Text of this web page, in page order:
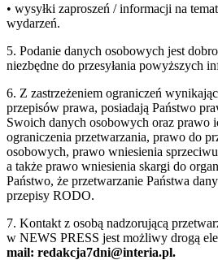
• wysyłki zaproszeń / informacji na
wydarzeń.
5. Podanie danych osobowych jest
niezbędne do przesyłania powyższych
6. Z zastrzeżeniem ograniczeń
przepisów prawa, posiadają Państwo
Swoich danych osobowych oraz prawo
ograniczenia przetwarzania, prawo do
osobowych, prawo wniesienia
a także prawo wniesienia skargi do
Państwo, że przetwarzanie Państwa
przepisy RODO.
7. Kontakt z osobą nadzorującą
w NEWS PRESS jest możliwy drogą
mail: redakcja7dni@interia.pl.